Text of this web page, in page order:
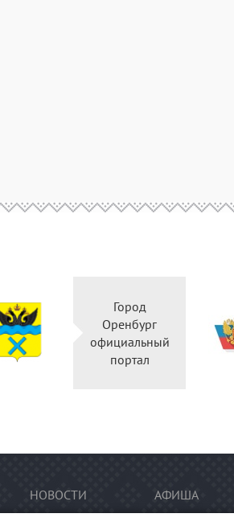
Город
Оренбург
официальный
портал
НОВОСТИ АФИША